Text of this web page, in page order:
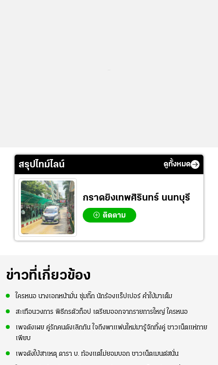
สรุปไทม์ไลน์ ดูทั้งหมด
กราดยิงเทพศิรินทร์ นนทบุรี
ติดตาม
ข่าวที่เกี่ยวข้อง
ใครหนอ นางเอกหน้ามั่น ซุ่มกิ๊ก นักร้องแร็ปเปอร์ คำใบ้มาเต็ม
สะเทือนวงการ พิธีกรตัวท็อป เตรียมออกจากรายการใหญ่ ใครหนอ
เพจดังเผย คู่รักคนดังเลิกกัน ใจถึงพาแฟนใหม่มารู้จักทั้งคู่ ชาวเน็ตแห่ทาย
เพียบ
เพจดังใบ้สาเหตุ ดารา บ. ท้องแต่ไม่ยอมบอก ชาวเน็ตเมนต์สนั่น